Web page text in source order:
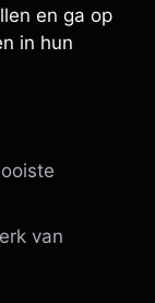
en ga op
in hun
van